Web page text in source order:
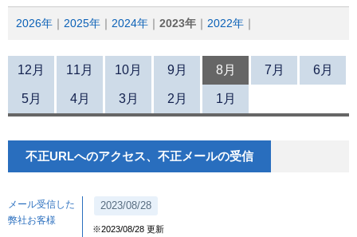
2026年 2025年 2024年 2023年 2022年
12月 11月 10月 9月 8月 7月 6月
5月 4月 3月 2月 1月
不正URLへのアクセス、不正メールの受信
メール受信した
弊社お客様
2023/08/28
※2023/08/28 更新